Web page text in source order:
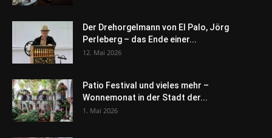
Der Drehorgelmann von El Palo, Jörg
Perleberg – das Ende einer...
12. Mai 2026
Patio Festival und vieles mehr –
Wonnemonat in der Stadt der...
1. Mai 2026